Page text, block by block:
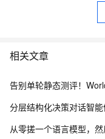
相关文章
从零搓一个语言模型，